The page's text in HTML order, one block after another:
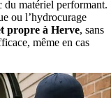
du matériel performant.
ou l’hydrocurage
propre à Herve, sans
même en cas